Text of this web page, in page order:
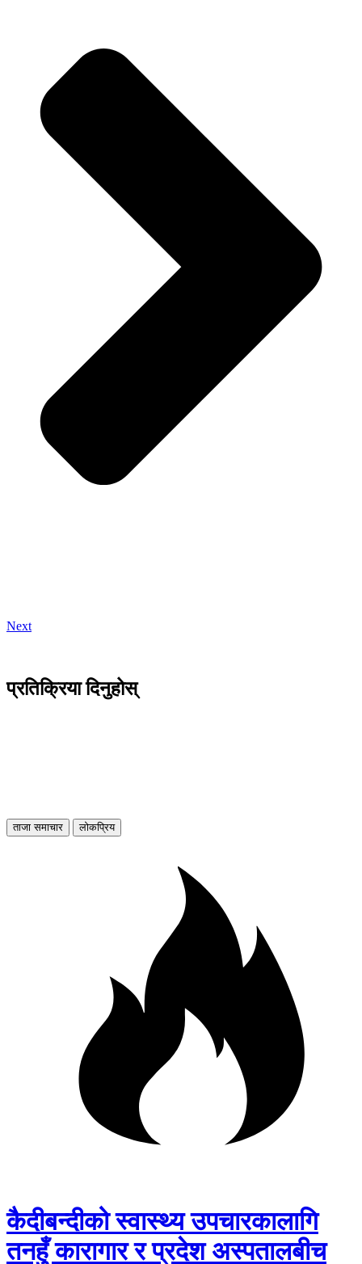
Next
प्रतिक्रिया दिनुहोस्
ताजा समाचार लोकप्रिय
कैदीबन्दीको स्वास्थ्य उपचारकालागि
तनहुँ कारागार र प्रदेश अस्पतालबीच